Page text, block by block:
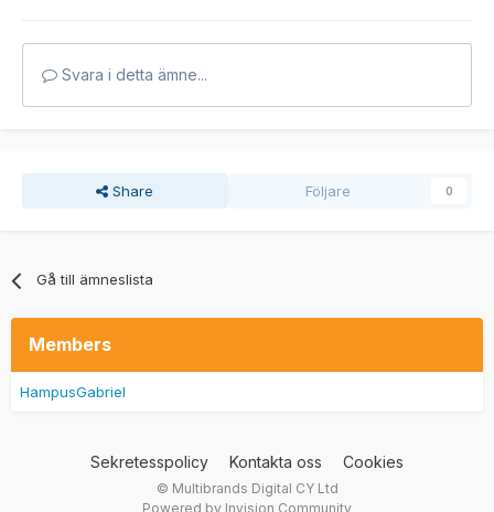
Svara i detta ämne...
Share Följare 0
Gå till ämneslista
Members
HampusGabriel
Sekretesspolicy Kontakta oss Cookies
© Multibrands Digital CY Ltd
Powered by Invision Community